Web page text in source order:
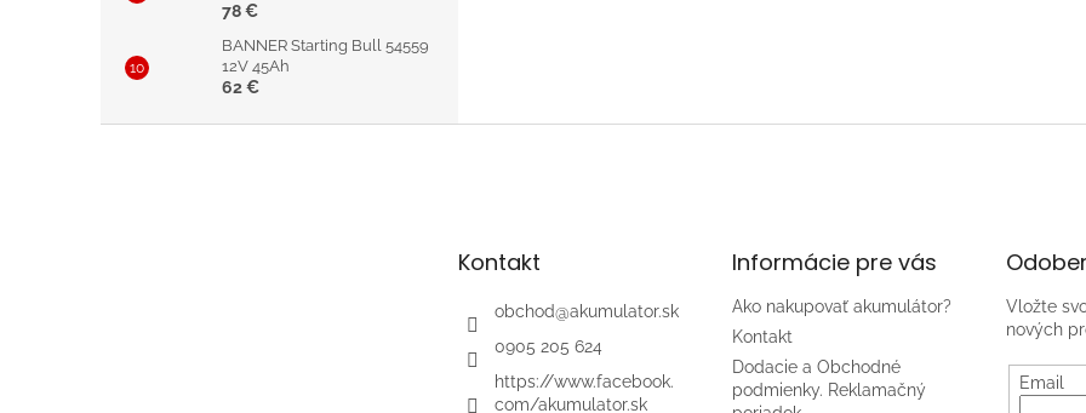
78 €
BANNER Starting Bull 54559
12V 45Ah
62 €
Kontakt
obchod@akumulator.sk
0905 205 624
https://www.facebook.
com/akumulator.sk
Informácie pre vás
Ako nakupovať akumulátor?
Kontakt
Dodacie a Obchodné
podmienky. Reklamačný
Vložte
nových
Email